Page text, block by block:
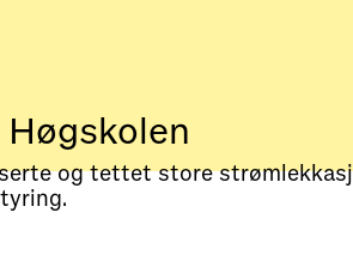
Høgskolen
og tettet store